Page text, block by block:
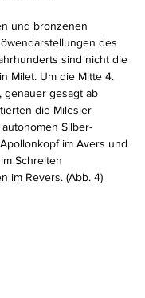
und bronzenen
des
sind nicht die
Milet. Um die Mitte 4.
genauer gesagt ab
die Milesier
Silber-
im Avers und
Schreiten
im Revers. (Abb. 4)